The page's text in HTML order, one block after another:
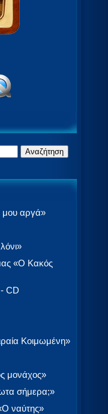
μου αργά»
«Ο Κακός
CD
Κοιμωμένη»
μονάχος»
σήμερα;»
ναύτης»